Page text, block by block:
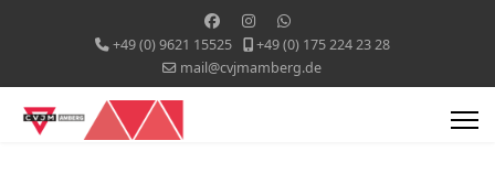
+49 (0) 9621 15525
+49 (0) 175 224 23 28
mail@cvjmamberg.de